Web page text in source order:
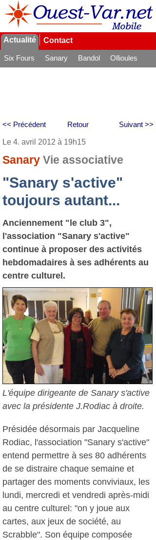
Actualité Contact
Six Fours Sanary Bandol
Ollioules
Retour
<< Précédent Suivant >>
Le 4. avril 2012 à 19h15
Sanary Vie associative
"Sanary s'active"
toujours autant...
Anciennement "le club 3",
l'association "Sanary s'active"
continue à proposer des activités
hebdomadaires à ses adhérents au
centre culturel.
L'équipe dirigeante de Sanary s'active
avec la présidente J.Rodiac à droite.
Présidée désormais par Jacqueline
Rodiac, l'association "Sanary s'active"
entend permettre à ses 80 adhérents
de se distraire chaque semaine et
partager des moments conviviaux, les
lundi, mercredi et vendredi après-midi
au centre culturel: "on y joue aux
cartes, aux jeux de société, au
Scrabble". Son équipe composée